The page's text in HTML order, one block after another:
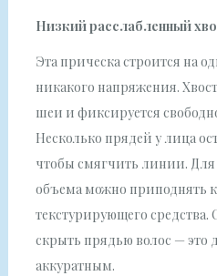
Низкий расслабленный
Эта прическа строится на
никакого напряжения.
шеи и фиксируется
Несколько прядей у лица
чтобы смягчить линии.
объема можно приподнять
текстурирующего средства.
скрыть прядью волос — это
аккуратным.